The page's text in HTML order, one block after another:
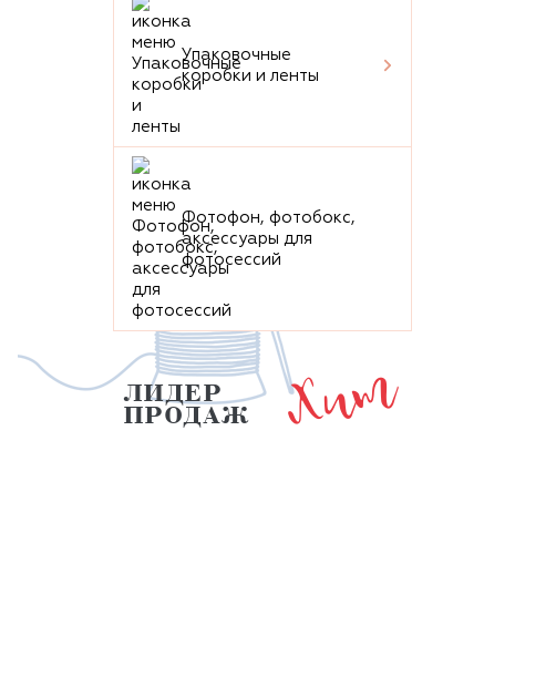
Упаковочные
коробки и ленты
Фотофон, фотобокс,
аксессуары для
фотосессий
ЛИДЕР
ПРОДАЖ
Хит